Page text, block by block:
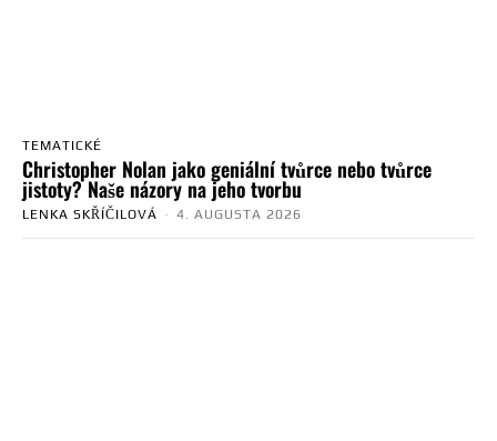
TEMATICKÉ
Christopher Nolan jako geniální tvůrce nebo tvůrce
jistoty? Naše názory na jeho tvorbu
LENKA SKŘÍČILOVÁ - 4. AUGUSTA 2026